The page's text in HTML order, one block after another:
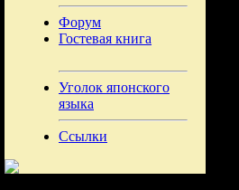
Форум
Гостевая книга
Уголок японского
языка
Ссылки